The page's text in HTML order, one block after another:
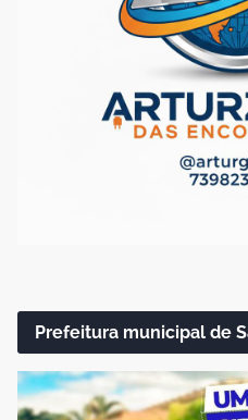
Prefeitura municipal de